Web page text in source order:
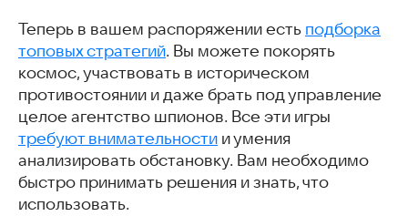
Теперь в вашем распоряжении есть подборка
топовых стратегий. Вы можете покорять
космос, участвовать в историческом
противостоянии и даже брать под управление
целое агентство шпионов. Все эти игры
требуют внимательности и умения
анализировать обстановку. Вам необходимо
быстро принимать решения и знать, что
использовать.